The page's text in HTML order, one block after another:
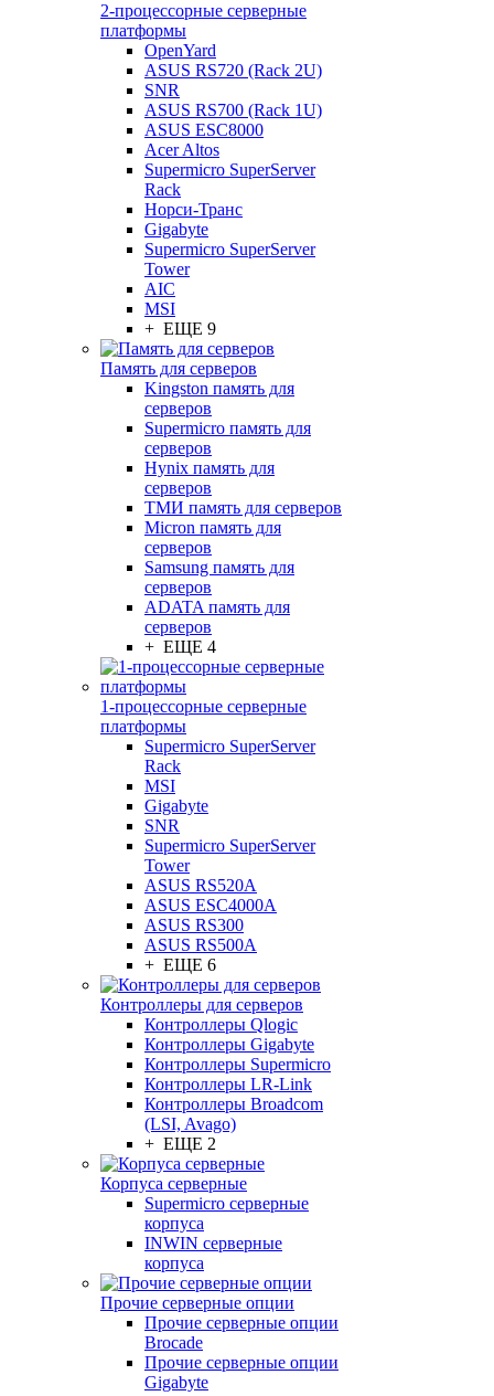
2-процессорные серверные
платформы
OpenYard
ASUS RS720 (Rack 2U)
SNR
ASUS RS700 (Rack 1U)
ASUS ESC8000
Acer Altos
Supermicro SuperServer
Rack
Норси-Транс
Gigabyte
Supermicro SuperServer
Tower
AIC
MSI
+ ЕЩЕ 9
Память для серверов
Kingston память для
серверов
Supermicro память для
серверов
Hynix память для
серверов
ТМИ память для серверов
Micron память для
серверов
Samsung память для
серверов
ADATA память для
серверов
+ ЕЩЕ 4
1-процессорные серверные
платформы
Supermicro SuperServer
Rack
MSI
Gigabyte
SNR
Supermicro SuperServer
Tower
ASUS RS520A
ASUS ESC4000A
ASUS RS300
ASUS RS500A
+ ЕЩЕ 6
Контроллеры для серверов
Контроллеры Qlogic
Контроллеры Gigabyte
Контроллеры Supermicro
Контроллеры LR-Link
Контроллеры Broadcom
(LSI, Avago)
+ ЕЩЕ 2
Корпуса серверные
Supermicro серверные
корпуса
INWIN серверные
корпуса
Прочие серверные опции
Прочие серверные опции
Brocade
Прочие серверные опции
Gigabyte